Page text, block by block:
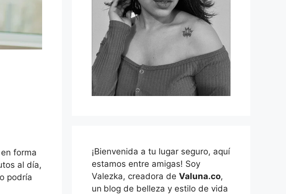
forma
al día,
podría
¡Bienvenida a tu lugar seguro, aquí
estamos entre amigas! Soy
Valezka, creadora de Valuna.co,
un blog de belleza y estilo de vida